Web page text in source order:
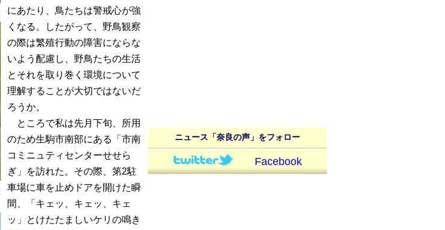
にあたり、鳥たちは警戒心が強
くなる。したがって、野鳥観察
の際は繁殖行動の障害にならな
いよう配慮し、野鳥たちの生活
とそれを取り巻く環境について
理解することが大切ではないだ
ろうか。
ところで私は先月下旬、所用
のため生駒市南部にある「市南
コミニュティセンターせせら
ぎ」を訪れた。その際、第2駐
車場に車を止めドアを開けた瞬
間、「キェッ、キェッ、キェ
ッ」とけたたましいケリの鳴き
ニュース「奈良の声」をフォロー
Facebook